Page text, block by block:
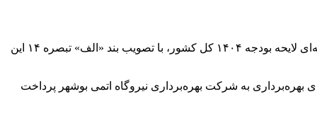
ارتباط فردا: نمایندگان مجلس شورای اسلامی در جلسه نوبت شب روز دوشنبه ۱۹ آذر ۱۴۰۳ صحن مجلس، در جریان رسیدگی به بخش هزینه‌ای لایحه بودجه ۱۴۰۴ کل کشور، با تصویب بند «الف» تبصره ۱۴ این
بهره‌برداری به شرکت بهره‌برداری نیروگاه اتمی بوشهر پرداخت